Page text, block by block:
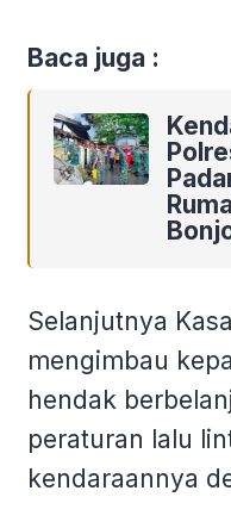
Baca juga :
Selanjutnya
mengimbau
hendak
peraturan lalu
kendaraannya